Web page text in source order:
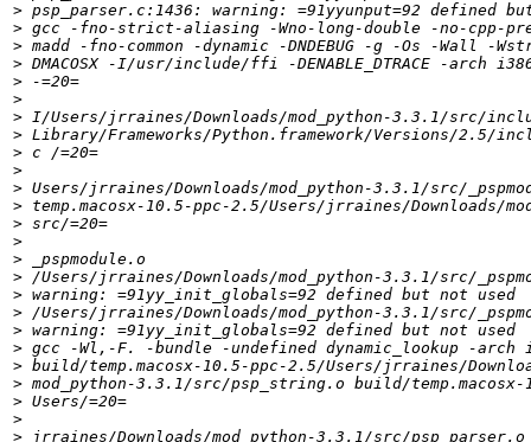
>
>
>
>
>
>
>
>
>
>
>
>
>
>
>
>
>
>
>
>
>
>
>
>
>